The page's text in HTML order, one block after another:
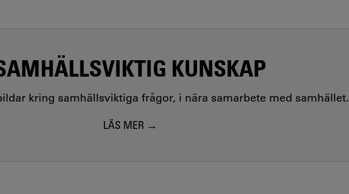
KUNSKAP
kring samhällsviktiga frågor, i nära samarbete med samhället.
LÄS MER